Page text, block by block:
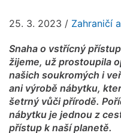
25. 3. 2023 / Zahraničí
Snaha o vstřícný
žijeme, už prostoupila
našich soukromých i
ani výrobě nábytku,
šetrný vůči přírodě.
nábytku je jednou z
přístup k naší planetě.